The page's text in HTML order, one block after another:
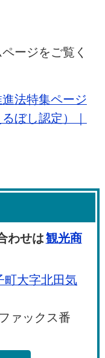
ージをご覧く
法特集ページ
ぼし認定）｜
わせは観光商
町大字北田気
ァックス番